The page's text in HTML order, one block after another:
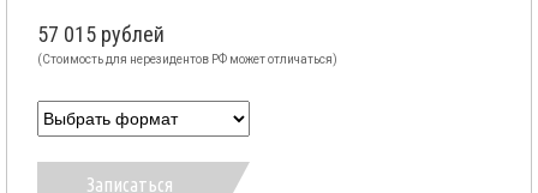
57 015 рублей
(Стоимость для нерезидентов РФ может отличаться)
Записаться